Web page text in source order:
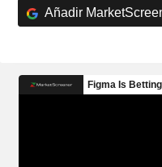
Añadir